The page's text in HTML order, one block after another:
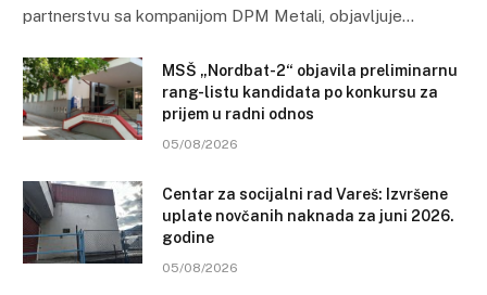
partnerstvu sa kompanijom DPM Metali, objavljuje…
MSŠ „Nordbat-2“ objavila preliminarnu
rang-listu kandidata po konkursu za
prijem u radni odnos
05/08/2026
Centar za socijalni rad Vareš: Izvršene
uplate novčanih naknada za juni 2026.
godine
05/08/2026